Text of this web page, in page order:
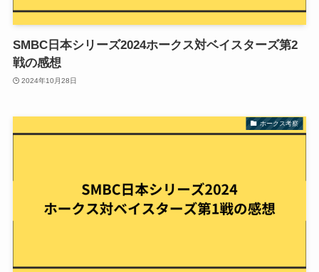
SMBC日本シリーズ2024ホークス対ベイスターズ第2
戦の感想
2024年10月28日
ホークス考察